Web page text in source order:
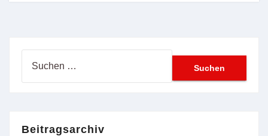
Beitragsarchiv